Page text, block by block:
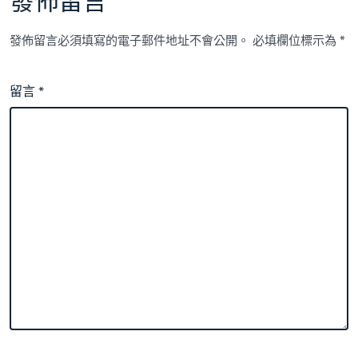
發佈留言必須填寫的電子郵件地址不會公開。 必填欄位標示為*
留言*